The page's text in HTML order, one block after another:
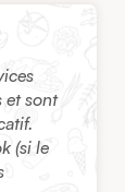
et sont
(si le